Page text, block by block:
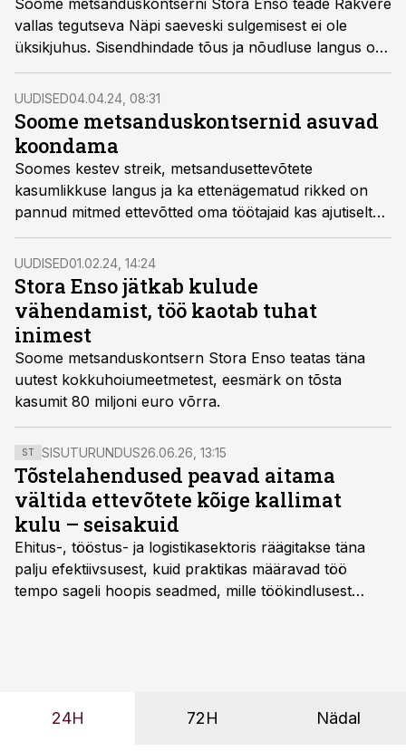
Soome metsanduskontserni Stora Enso teade Rakvere
vallas tegutseva Näpi saeveski sulgemisest ei ole
üksikjuhus. Sisendhindade tõus ja nõudluse langus on
hakanud mõjutama ka maailma suurimaid
puidutööstusi.
UUDISED04.04.24, 08:31
Soome metsanduskontsernid asuvad
koondama
Soomes kestev streik, metsandusettevõtete
kasumlikkuse langus ja ka ettenägematud rikked on
pannud mitmed ettevõtted oma töötajaid kas ajutiselt
või ka lõplikult koondama.
UUDISED01.02.24, 14:24
Stora Enso jätkab kulude
vähendamist, töö kaotab tuhat
inimest
Soome metsanduskontsern Stora Enso teatas täna
uutest kokkuhoiumeetmetest, eesmärk on tõsta
kasumit 80 miljoni euro võrra.
ST SISUTURUNDUS26.06.26, 13:15
Tõstelahendused peavad aitama
vältida ettevõtete kõige kallimat
kulu – seisakuid
Ehitus-, tööstus- ja logistikasektoris räägitakse täna
palju efektiivsusest, kuid praktikas määravad töö
tempo sageli hoopis seadmed, mille töökindlusest
24H 72H Nädal